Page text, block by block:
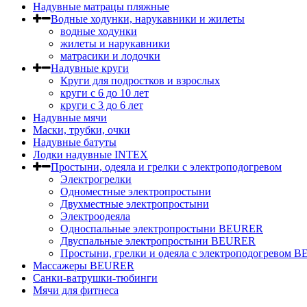
Надувные матрацы пляжные
Водные ходунки, нарукавники и жилеты
водные ходунки
жилеты и нарукавники
матрасики и лодочки
Надувные круги
Круги для подростков и взрослых
круги с 6 до 10 лет
круги c 3 до 6 лет
Надувные мячи
Маски, трубки, очки
Надувные батуты
Лодки надувные INTEX
Простыни, одеяла и грелки с электроподогревом
Электрогрелки
Одноместные электропростыни
Двухместные электропростыни
Электроодеяла
Односпальные электропростыни BEURER
Двуспальные электропростыни BEURER
Простыни, грелки и одеяла с электроподогревом
Массажеры BEURER
Санки-ватрушки-тюбинги
Мячи для фитнеса